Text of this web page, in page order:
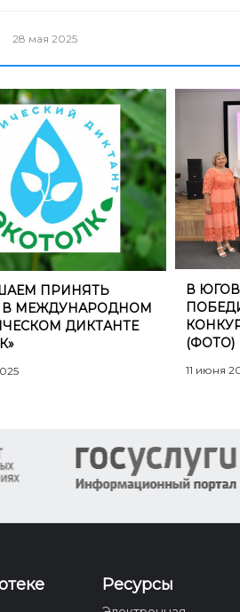
28 мая 2025
ПРИНЯТЬ
В МЕЖДУНАРОДНОМ
ДИКТАНТЕ
В
(ФОТО)
11 июня
Ресурсы